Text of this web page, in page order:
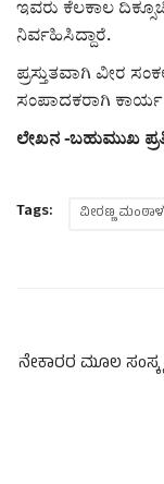
ಇವರು ಕೆಲಕಾಲ
ನಿರ್ವಹಿಸಿದ್ದಾರೆ.
ಪ್ರಸ್ತುತವಾಗಿ ವೀರ
ಸಂಪಾದಕರಾಗಿ ಕಾರ್ಯ
ಲೇಖನ -ಬಹುಮುಖ
Tags: ವೀರಣ್ಣ
ನೇಕಾರರ ಮೂಲ